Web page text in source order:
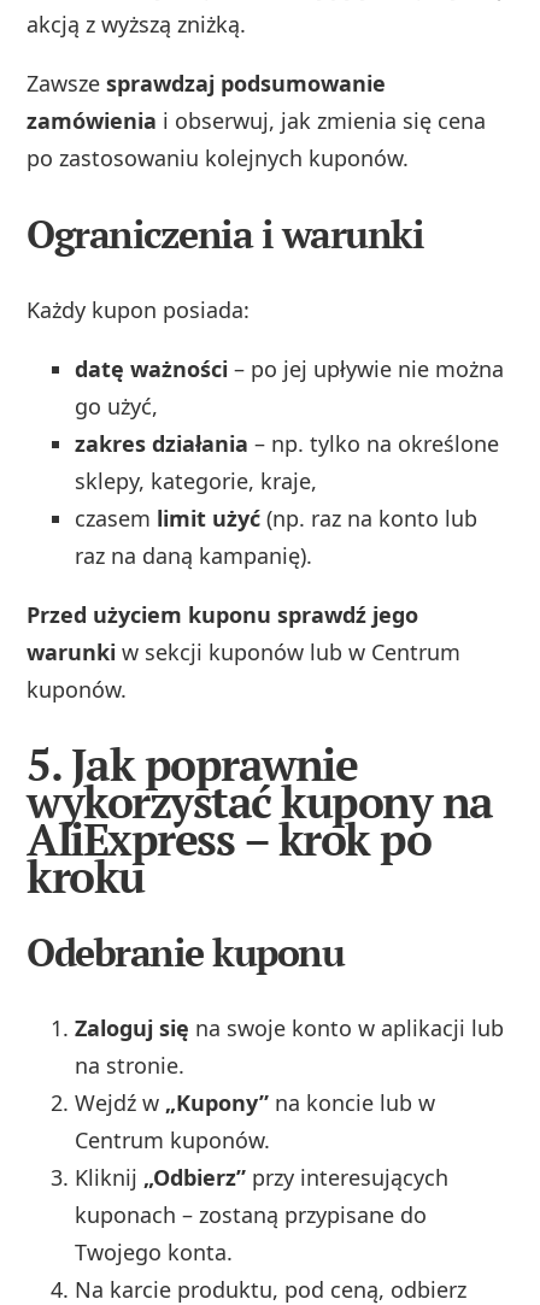
akcją z wyższą zniżką.
Zawszesprawdzaj podsumowanie
zamówienia i obserwuj, jak zmienia się cena
po zastosowaniu kolejnych kuponów.
Ograniczenia i warunki
Każdy kupon posiada:
datę ważności – po jej upływie nie można
go użyć,
zakres działania – np. tylko na określone
sklepy, kategorie, kraje,
czasem limit użyć (np. raz na konto lub
raz na daną kampanię).
Przed użyciem kuponu sprawdź jego
warunki w sekcji kuponów lub w Centrum
kuponów.
5. Jak poprawnie
wykorzystać kupony na
AliExpress – krok po
kroku
Odebranie kuponu
Zaloguj się na swoje konto w aplikacji lub
na stronie.
Wejdź w „Kupony” na koncie lub w
Centrum kuponów.
Kliknij „Odbierz” przy interesujących
kuponach – zostaną przypisane do
Twojego konta.
Na karcie produktu, pod ceną, odbierz